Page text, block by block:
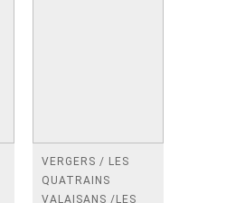
VERGERS / LES
QUATRAINS
VALAISANS /LES